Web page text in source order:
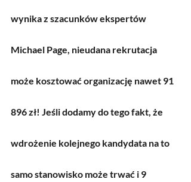
wynika z szacunków ekspertów
Michael Page, nieudana rekrutacja
może kosztować organizację nawet 91
896 zł! Jeśli dodamy do tego fakt, że
wdrożenie kolejnego kandydata na to
samo stanowisko może trwać i 9